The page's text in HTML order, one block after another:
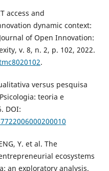
access and
dynamic context:
of Open Innovation:
v. 8, n. 2, p. 102, 2022.
.
versus pesquisa
teoria e
DOI:
Y. et al. The
ecosystems
an exploratory analysis.